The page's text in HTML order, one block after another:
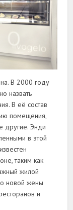
В 2000 году
назвать
В её состав
помещения,
другие. Энди
в этой
таким как
жилой
новой жены
и